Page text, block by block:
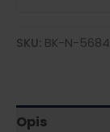
SKU: BK-N-5684
Opis